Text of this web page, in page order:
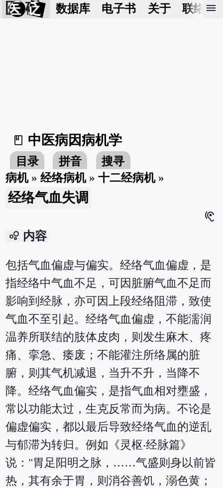
医 砭 数据库 电子书 关于 联络我
menu
book_2
中医病因病机学
目录 拼音
搜寻
病机»经络病机»十二经病机»
经络气血失调
hearing
bubble_chart 内容
包括气血偏虚与偏实。经络气血偏虚，是
指经络中气血不足，可因脏腑气血不足而
影响到经脉，亦可因上段经络阻滞，致使
气血不至引起。经络气血偏虚，不能濡润
温养所联结的肢体皮肉，则发生麻木、疼
痛、挛急、痿废；不能灌注所络属的脏
腑，则其气机减退，当升不升，当降不
降。经络气血偏实，是指气血相对壅盛，
常以功能太过，生克反常而为病。不论是
偏虚偏实，都以最后导致经络气血的逆乱
与郁滞为转归。例如《灵枢‧经脉篇》
说："胃足阳明之脉，……气盛则身以前皆
热，其有余于胃，则消谷善饥，溺色黄；